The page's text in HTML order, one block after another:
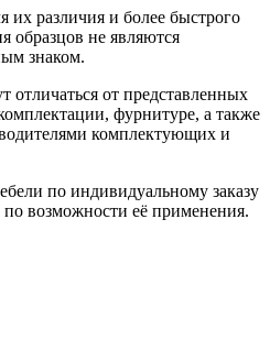
различия и более быстрого
образцов не являются
знаком.
отличаться от представленных
фурнитуре, а также
комплектующих и
по индивидуальному заказу
возможности её применения.